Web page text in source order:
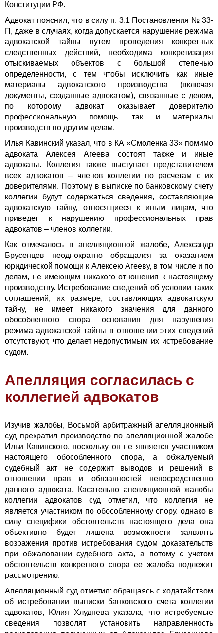
Конституции РФ.
Адвокат пояснил, что в силу п. 3.1 Постановления № 33-
П, даже в случаях, когда допускается нарушение режима
адвокатской тайны путем проведения конкретных
следственных действий, необходима конкретизация
отыскиваемых объектов с большой степенью
определенности, с тем чтобы исключить как иные
материалы адвокатского производства (включая
документы, созданные адвокатом), связанные с делом,
по которому адвокат оказывает доверителю
профессиональную помощь, так и материалы
производств по другим делам.
Илья Кавинский указал, что в КА «Смоленка 33» помимо
адвоката Алексея Агеева состоят также и иные
адвокаты. Коллегия также выступает представителем
всех адвокатов – членов коллегии по расчетам с их
доверителями. Поэтому в выписке по банковскому счету
коллегии будут содержаться сведения, составляющие
адвокатскую тайну, относящиеся к иным лицам, что
приведет к нарушению профессиональных прав
адвокатов – членов коллегии.
Как отмечалось в апелляционной жалобе, Александр
Брусенцев неоднократно обращался за оказанием
юридической помощи к Алексею Агееву, в том числе и по
делам, не имеющим никакого отношения к настоящему
производству. Истребование сведений об условии таких
соглашений, их размере, составляющих адвокатскую
тайну, не имеет никакого значения для данного
обособленного спора, основания для нарушения
режима адвокатской тайны в отношении этих сведений
отсутствуют, что делает недопустимым их истребование
судом.
Апелляция согласилась с
коллегией адвокатов
Изучив жалобы, Восьмой арбитражный апелляционный
суд прекратил производство по апелляционной жалобе
Ильи Кавинского, поскольку он не является участником
настоящего обособленного спора, а обжалуемый
судебный акт не содержит выводов и решений в
отношении прав и обязанностей непосредственно
данного адвоката. Касательно апелляционной жалобы
коллегии адвокатов суд отметил, что коллегия не
является участником по обособленному спору, однако в
силу специфики обстоятельств настоящего дела она
объективно будет лишена возможности заявлять
возражения против истребования судом доказательств
при обжаловании судебного акта, а потому с учетом
обстоятельств конкретного спора ее жалоба подлежит
рассмотрению.
Апелляционный суд отметил: обращаясь с ходатайством
об истребовании выписки банковского счета коллегии
адвокатов, Юлия Хлуднева указала, что истребуемые
сведения позволят установить направленность